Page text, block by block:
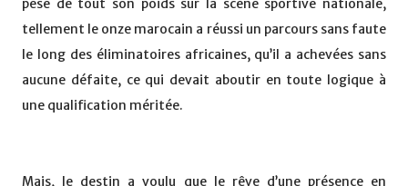
pesé de tout son poids sur la scène sportive nationale,
tellement le onze marocain a réussi un parcours sans faute
le long des éliminatoires africaines, qu’il a achevées sans
aucune défaite, ce qui devait aboutir en toute logique à
une qualification méritée.
Mais, le destin a voulu que le rêve d’une présence en